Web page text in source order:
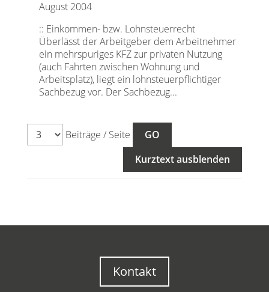
August 2004
:: Einkommen- bzw. Lohnsteuerrecht
Überlässt der Arbeitgeber dem Arbeitnehmer
ein mehrspuriges KFZ zur privaten Nutzung
(auch Fahrten zwischen Wohnung und
Arbeitsplatz), liegt ein lohnsteuerpflichtiger
Sachbezug vor. Der Sachbezug...
Beiträge / Seite
Kurztext ausblenden
Kontakt